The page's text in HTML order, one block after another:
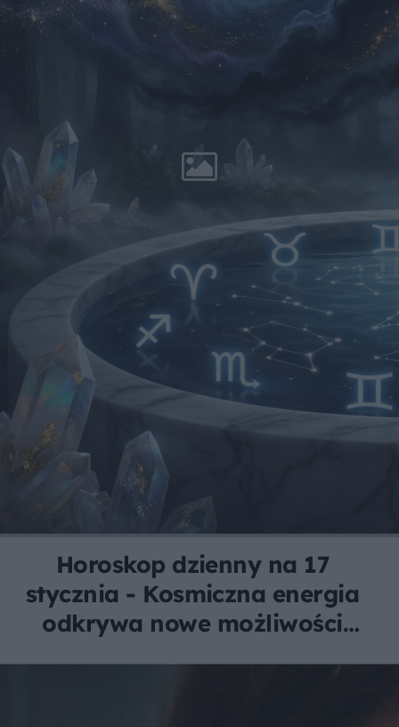
Horoskop dzienny na 17
stycznia - Kosmiczna energia
odkrywa nowe możliwości